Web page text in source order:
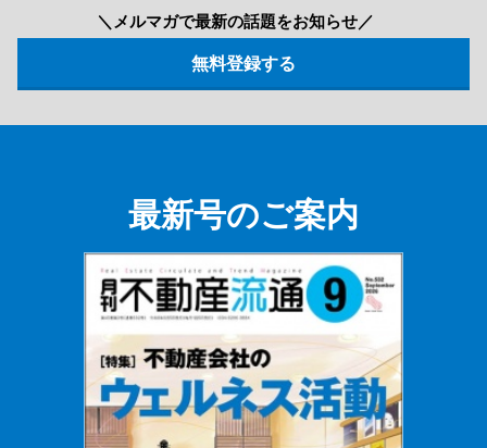
＼メルマガで最新の話題をお知らせ／
最新号のご案内